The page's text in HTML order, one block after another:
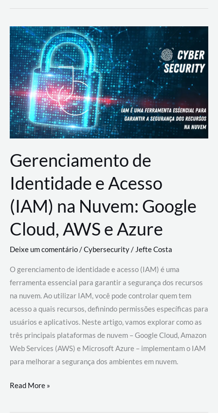
Prática:
Desenvolvimento,
Segurança
e
Operações
Gerenciamento de
Identidade e Acesso
(IAM) na Nuvem: Google
Cloud, AWS e Azure
Deixe um comentário/Cybersecurity/ Jefte Costa
O gerenciamento de identidade e acesso (IAM) é uma
ferramenta essencial para garantir a segurança dos recursos
na nuvem. Ao utilizar IAM, você pode controlar quem tem
acesso a quais recursos, definindo permissões específicas para
usuários e aplicativos. Neste artigo, vamos explorar como as
três principais plataformas de nuvem – Google Cloud, Amazon
Web Services (AWS) e Microsoft Azure – implementam o IAM
para melhorar a segurança dos ambientes em nuvem.
Gerenciamento
Read More »